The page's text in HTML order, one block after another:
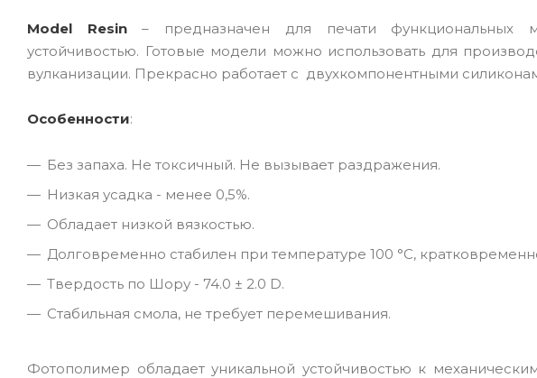
Model Resin– предназначен для печати функциональных
устойчивостью. Готовые модели можно использовать для
вулканизации. Прекрасно работает с двухкомпонентными
Особенности:
Без запаха. Не токсичный. Не вызывает раздражения.
Низкая усадка - менее 0,5%.
Обладает низкой вязкостью.
Долговременно стабилен при температуре 100 °С,
Твердость по Шору - 74.0 ± 2.0 D.
Стабильная смола, не требует перемешивания.
Фотополимер обладает уникальной устойчивостью к